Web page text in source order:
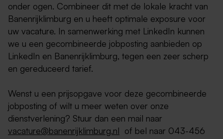
onder ogen. Combineer dit met de lokale kracht van
Banenrijklimburg en u heeft optimale exposure voor
uw vacature. In samenwerking met LinkedIn kunnen
we u een gecombineerde jobposting aanbieden op
LinkedIn en Banenrijklimburg, tegen een zeer scherp
en gereduceerd tarief.
Wenst u een prijsopgave voor deze gecombineerde
jobposting of wilt u meer weten over onze
dienstverlening? Stuur dan een mail naar
vacature@banenrijklimburg.nl of bel naar 043-456